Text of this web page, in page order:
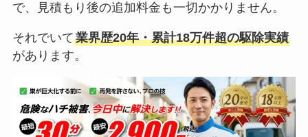
で、見積もり後の追加料金も一切かかりません。
それでいて業界歴20年・累計18万件超の駆除実績
があります。